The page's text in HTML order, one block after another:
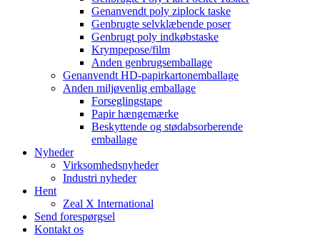
Genanvendt poly ziplock taske
Genbrugte selvklæbende poser
Genbrugt poly indkøbstaske
Krympepose/film
Anden genbrugsemballage
Genanvendt HD-papirkartonemballage
Anden miljøvenlig emballage
Forseglingstape
Papir hængemærke
Beskyttende og stødabsorberende
emballage
Nyheder
Virksomhedsnyheder
Industri nyheder
Hent
Zeal X International
Send forespørgsel
Kontakt os